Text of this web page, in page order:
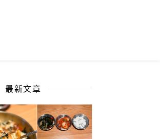
最新文章